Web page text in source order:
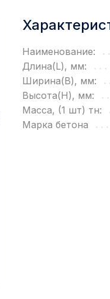
Наименование:
Длина(L), мм:
Ширина(B), мм:
Высота(H), мм:
Масса, (1 шт) тн:
Марка бетона